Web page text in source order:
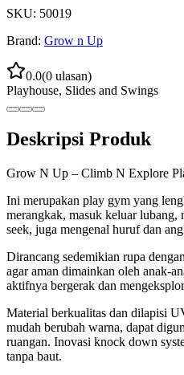
SKU: 50019
Brand: Grow n Up
0.0(0 ulasan)
Playhouse, Slides and Swings
Deskripsi Produk
Grow N Up – Climb N Explore
Ini merupakan play gym yang
merangkak, masuk keluar lubang,
seek, juga mengenal huruf dan
Dirancang sedemikian rupa
agar aman dimainkan oleh anak-
aktifnya bergerak dan
Material berkualitas dan dilapisi
mudah berubah warna, dapat
ruangan. Inovasi knock down
tanpa baut.